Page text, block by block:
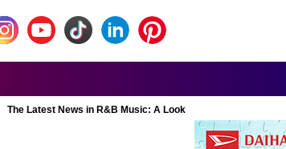
The Latest News in R&B Music: A Look at Super Bowl